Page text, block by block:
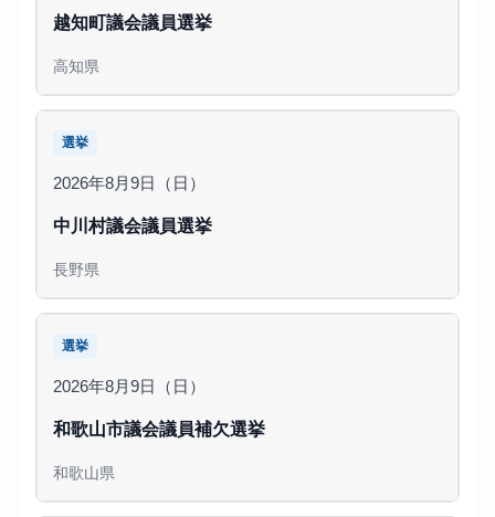
越知町議会議員選挙
高知県
選挙
2026年8月9日（日）
中川村議会議員選挙
長野県
選挙
2026年8月9日（日）
和歌山市議会議員補欠選挙
和歌山県